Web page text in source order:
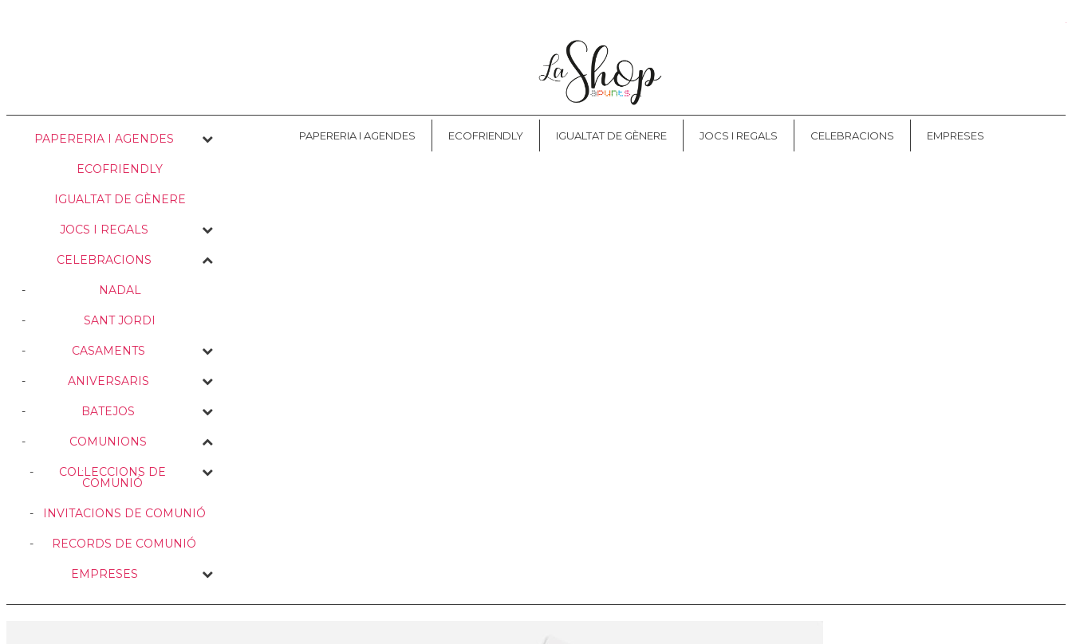
PAPERERIA I AGENDES ECOFRIENDLY IGUALTAT DE GÈNERE JOCS I REGALS CELEBRACIONS EMPRESES
PAPERERIA I AGENDES
ECOFRIENDLY
IGUALTAT DE GÈNERE
JOCS I REGALS
CELEBRACIONS
NADAL
SANT JORDI
CASAMENTS
ANIVERSARIS
BATEJOS
COMUNIONS
COL·LECCIONS DE
COMUNIÓ
INVITACIONS DE COMUNIÓ
RECORDS DE COMUNIÓ
EMPRESES